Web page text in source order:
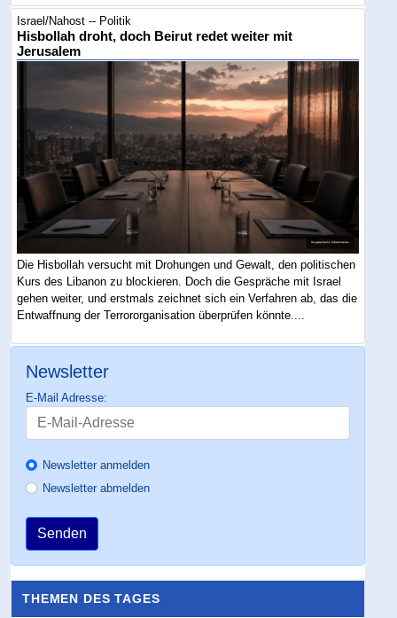
Israel/Nahost -- Politik
Hisbollah droht, doch Beirut redet weiter mit
Jerusalem
Die Hisbollah versucht mit Drohungen und Gewalt, den politischen
Kurs des Libanon zu blockieren. Doch die Gespräche mit Israel
gehen weiter, und erstmals zeichnet sich ein Verfahren ab, das die
Entwaffnung der Terrororganisation überprüfen könnte....
Newsletter
E-Mail Adresse:
Newsletter anmelden
Newsletter abmelden
Senden
THEMEN DES TAGES